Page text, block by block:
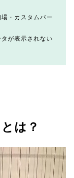
・カスタムパー
が表示されない
は？